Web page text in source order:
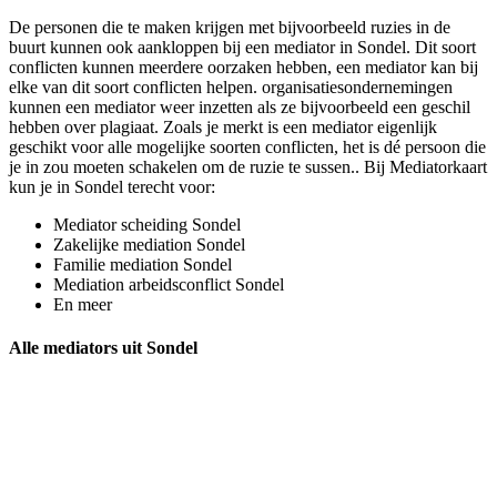
De personen die te maken krijgen met bijvoorbeeld ruzies in de
buurt kunnen ook aankloppen bij een mediator in Sondel. Dit soort
conflicten kunnen meerdere oorzaken hebben, een mediator kan bij
elke van dit soort conflicten helpen. organisatiesondernemingen
kunnen een mediator weer inzetten als ze bijvoorbeeld een geschil
hebben over plagiaat. Zoals je merkt is een mediator eigenlijk
geschikt voor alle mogelijke soorten conflicten, het is dé persoon die
je in zou moeten schakelen om de ruzie te sussen.. Bij Mediatorkaart
kun je in Sondel terecht voor:
Mediator scheiding Sondel
Zakelijke mediation Sondel
Familie mediation Sondel
Mediation arbeidsconflict Sondel
En meer
Alle mediators uit Sondel